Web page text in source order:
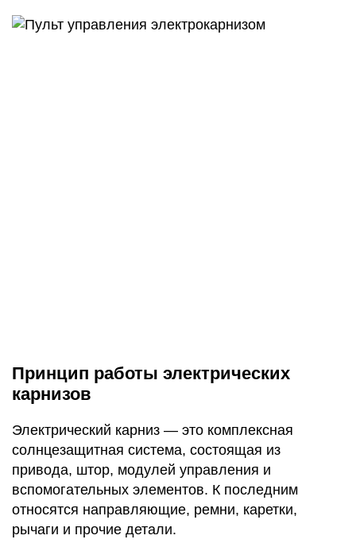
Принцип работы электрических
карнизов
Электрический карниз — это комплексная
солнцезащитная система, состоящая из
привода, штор, модулей управления и
вспомогательных элементов. К последним
относятся направляющие, ремни, каретки,
рычаги и прочие детали.